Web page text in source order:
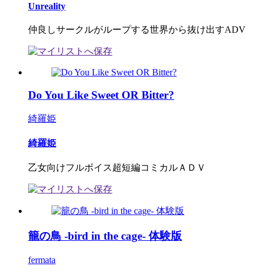
Unreality
仲良しサークルがループする世界から抜け出すADV
Do You Like Sweet OR Bitter?
綺羅姫
綺羅姫
乙女向けフルボイス超短編コミカルＡＤＶ
籠の鳥 -bird in the cage- 体験版
fermata